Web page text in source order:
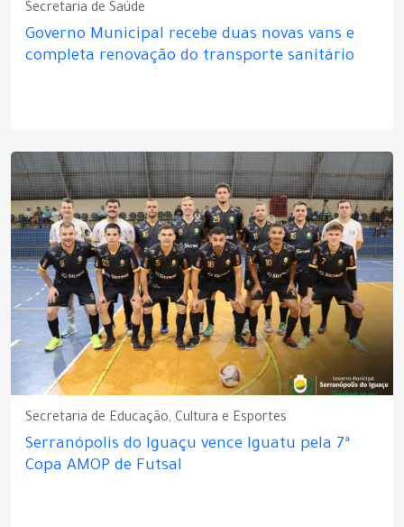
Secretaria de Saúde
Governo Municipal recebe duas novas vans e
completa renovação do transporte sanitário
Secretaria de Educação, Cultura e Esportes
Serranópolis do Iguaçu vence Iguatu pela 7ª
Copa AMOP de Futsal